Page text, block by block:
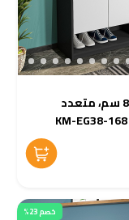
جزامة، 80 سم، متعدد
خصم 23%